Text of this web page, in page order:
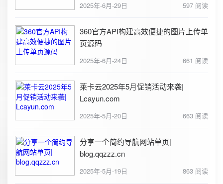
2025年-6月-29日 597 阅读
360官方API构建高效便捷的图片上传单
页源码
2025年-6月-24日 661 阅读
莱卡云2025年5月促销活动来袭|
Lcayun.com
2025年-5月-20日 663 阅读
分享一个简约导航网站单页|
blog.qqzzz.cn
2025年-5月-19日 863 阅读